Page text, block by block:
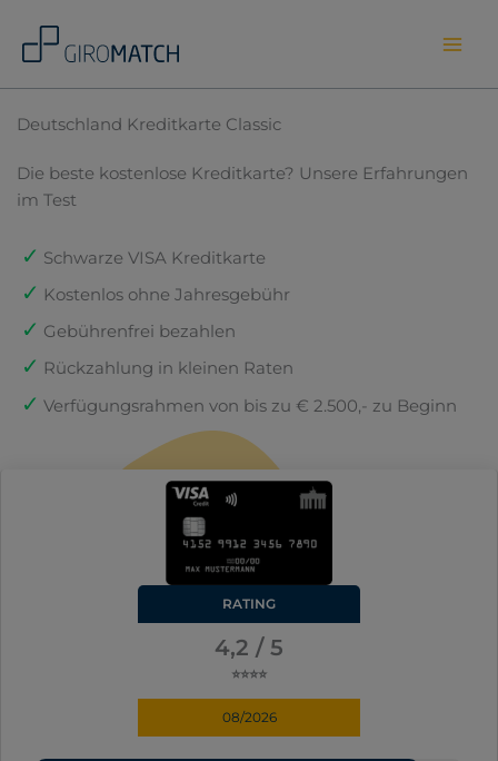
content
Deutschland Kreditkarte Classic
Die beste kostenlose Kreditkarte? Unsere Erfahrungen
im Test
Schwarze VISA Kreditkarte
Kostenlos ohne Jahresgebühr
Gebührenfrei bezahlen
Rückzahlung in kleinen Raten
Verfügungsrahmen von bis zu € 2.500,- zu Beginn
RATING
4,2 / 5
⭐⭐⭐⭐
08/2026